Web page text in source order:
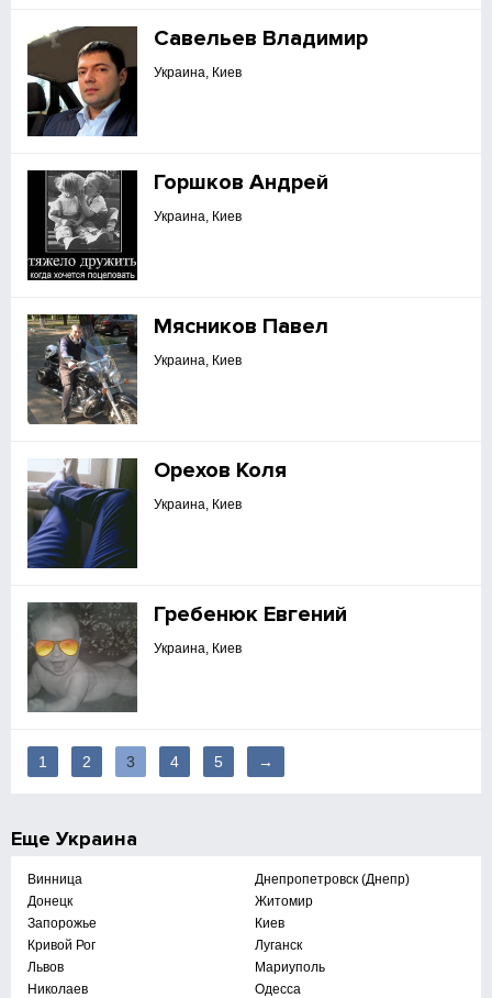
Савельев Владимир
Украина, Киев
Горшков Андрей
Украина, Киев
Мясников Павел
Украина, Киев
Орехов Коля
Украина, Киев
Гребенюк Евгений
Украина, Киев
1 2 3 4 5 →
ЕщеУкраина
Винница
Днепропетровск (Днепр)
Донецк
Житомир
Запорожье
Киев
Кривой Рог
Луганск
Львов
Мариуполь
Николаев
Одесса